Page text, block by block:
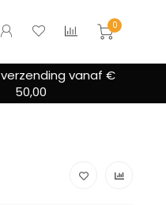
0
vanaf €
50,00